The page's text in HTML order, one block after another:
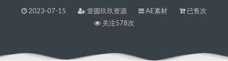
2023-07-15 壹圆玖玖资源 AE素材
已售次
关注578次
当前位置：壹圆玖玖资源 >41组动态炫光Drag & Drop Series 3 Party Time 超值影视后期全高清素材包 HD1080P